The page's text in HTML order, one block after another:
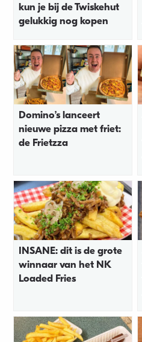
kun je bij de Twiskehut
gelukkig nog kopen
Domino’s lanceert
nieuwe pizza met friet:
de Frietzza
INSANE: dit is de grote
winnaar van het NK
Loaded Fries